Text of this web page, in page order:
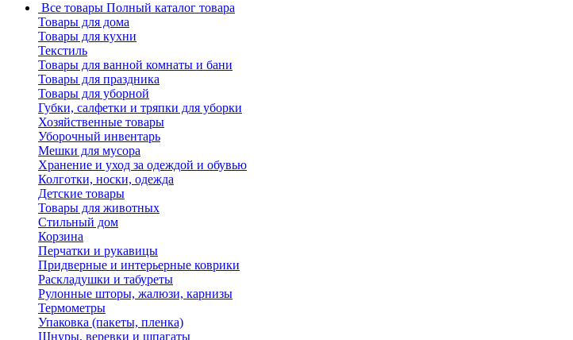
Все товары Полный каталог товара
Товары для дома
Товары для кухни
Текстиль
Товары для ванной комнаты и бани
Товары для праздника
Товары для уборной
Губки, салфетки и тряпки для уборки
Хозяйственные товары
Уборочный инвентарь
Мешки для мусора
Хранение и уход за одеждой и обувью
Колготки, носки, одежда
Детские товары
Товары для животных
Стильный дом
Корзина
Перчатки и рукавицы
Придверные и интерьерные коврики
Раскладушки и табуреты
Рулонные шторы, жалюзи, карнизы
Термометры
Упаковка (пакеты, пленка)
Шнуры, веревки и шпагаты